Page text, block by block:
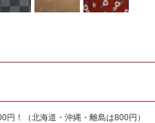
円！（北海道・沖縄・離島は800円）